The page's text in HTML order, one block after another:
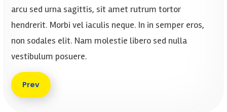
arcu sed urna sagittis, sit amet rutrum tortor
hendrerit. Morbi vel iaculis neque. In in semper eros,
non sodales elit. Nam molestie libero sed nulla
vestibulum posuere.
Previous article: 10 Important Life Lessons
Prev